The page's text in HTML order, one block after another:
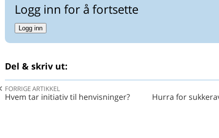
Logg inn for å fortsette
Logg inn
Del & skriv ut:
FORRIGE ARTIKKEL
Hvem tar initiativ til henvisninger? Hurra for